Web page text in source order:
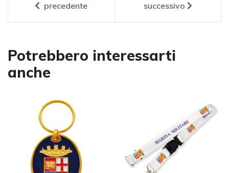
precedente successivo
Potrebbero interessarti
anche